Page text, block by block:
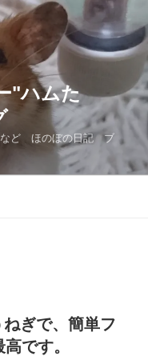
"ハムた
ど ほのぼの日記 ブ
ぎで、簡単フ
です。